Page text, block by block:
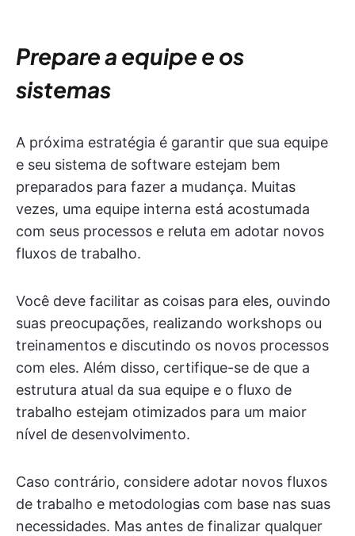
Prepare a equipe e os
sistemas
A próxima estratégia é garantir que sua equipe
e seu sistema de software estejam bem
preparados para fazer a mudança. Muitas
vezes, uma equipe interna está acostumada
com seus processos e reluta em adotar novos
fluxos de trabalho.
Você deve facilitar as coisas para eles, ouvindo
suas preocupações, realizando workshops ou
treinamentos e discutindo os novos processos
com eles. Além disso, certifique-se de que a
estrutura atual da sua equipe e o fluxo de
trabalho estejam otimizados para um maior
nível de desenvolvimento.
Caso contrário, considere adotar novos fluxos
de trabalho e metodologias com base nas suas
necessidades. Mas antes de finalizar qualquer